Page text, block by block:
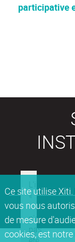
Ce site utilise
vous nous
de mesure
cookies, est
participative